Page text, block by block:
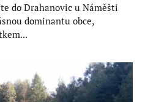
do Drahanovic u Náměšti
dominantu obce,